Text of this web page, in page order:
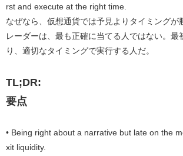
rst and execute at the right time.
なぜなら、仮想通貨では予見よりタイミングが
レーダーは、最も正確に当てる人ではない。最
り、適切なタイミングで実行する人だ。
TL;DR:
要点
• Being right about a narrative but late on the
xit liquidity.